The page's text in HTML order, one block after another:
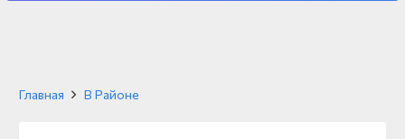
Главная В Районе